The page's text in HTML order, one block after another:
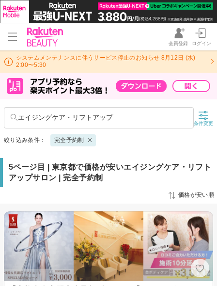
会員登録 ログイン
システムメンテナンスに伴うサービス停止のお知らせ 8月12日 (水)
2:00〜5:30
エイジングケア・リフトアップ
条件変更
絞り込み条件： 完全予約制
5ページ目 | 東京都で価格が安いエイジングケア・リフト
アップサロン | 完全予約制
価格が安い順